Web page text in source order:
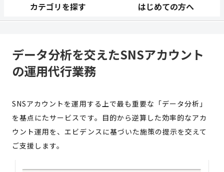
カテゴリを探す はじめての方へ
データ分析を交えたSNSアカウント
の運用代行業務
SNSアカウントを運用する上で最も重要な「データ分析」
を基点にたサービスです。目的から逆算した効率的なアカ
ウント運用を、エビデンスに基づいた施策の提示を交えて
ご支援します。